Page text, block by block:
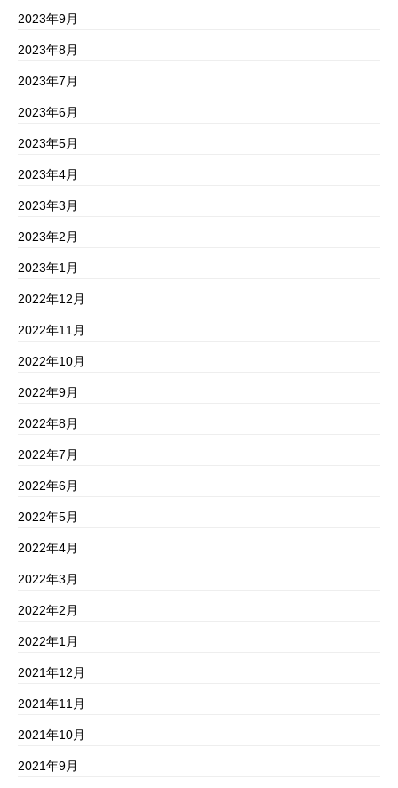
2023年9月
2023年8月
2023年7月
2023年6月
2023年5月
2023年4月
2023年3月
2023年2月
2023年1月
2022年12月
2022年11月
2022年10月
2022年9月
2022年8月
2022年7月
2022年6月
2022年5月
2022年4月
2022年3月
2022年2月
2022年1月
2021年12月
2021年11月
2021年10月
2021年9月